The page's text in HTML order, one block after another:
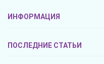
ИНФОРМАЦИЯ
ПОСЛЕДНИЕ СТАТЬИ